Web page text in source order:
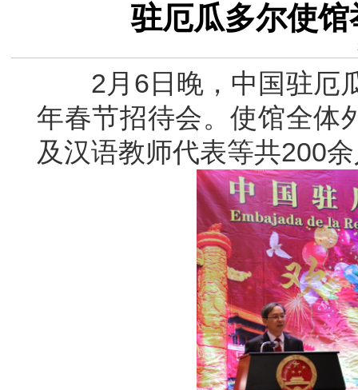
驻厄瓜多尔使
2月6日晚，中国驻厄瓜
年春节招待会。使馆全体
及汉语教师代表等共200